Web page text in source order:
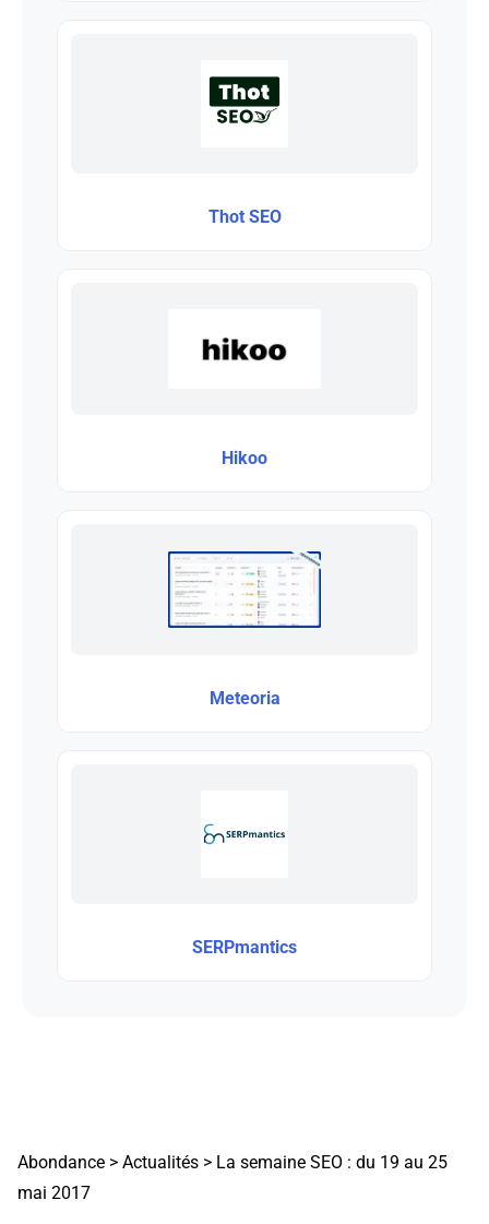
Thot SEO
Hikoo
Meteoria
SERPmantics
Abondance > Actualités > La semaine SEO : du 19 au 25
mai 2017